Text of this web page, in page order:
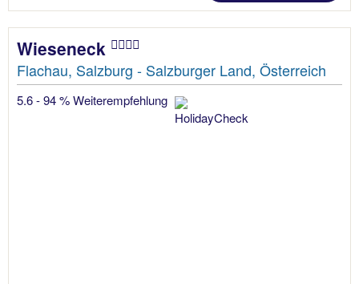
Wieseneck
Flachau, Salzburg - Salzburger Land, Österreich
5.6 - 94 % Weiterempfehlung